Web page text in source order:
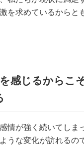
を求めているからと
感じるからこ
情が強く続いてし
うな変化が訪れるの